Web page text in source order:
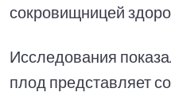
сокровищницей
Исследования
плод представляет